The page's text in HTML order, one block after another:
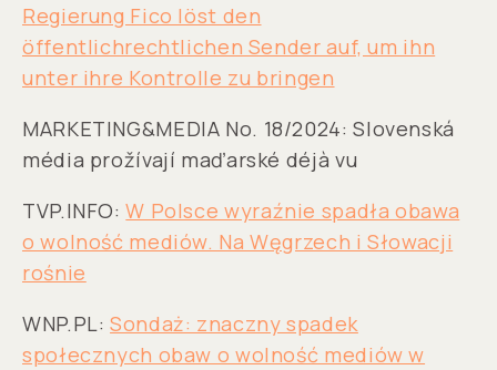
Regierung Fico löst den
öffentlichrechtlichen Sender auf, um ihn
unter ihre Kontrolle zu bringen
MARKETING&MEDIA No. 18/2024: Slovenská
média prožívají maďarské déjà vu
TVP.INFO:W Polsce wyraźnie spadła obawa
o wolność mediów. Na Węgrzech i Słowacji
rośnie
WNP.PL:Sondaż: znaczny spadek
społecznych obaw o wolność mediów w